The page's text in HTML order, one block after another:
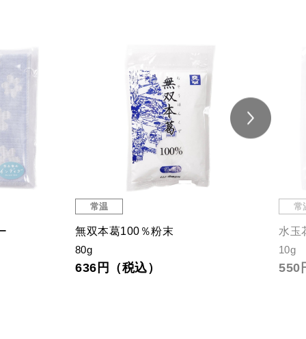
常温
無双本葛100％粉末
80g
636円（税込）
常
水玉
10g
550